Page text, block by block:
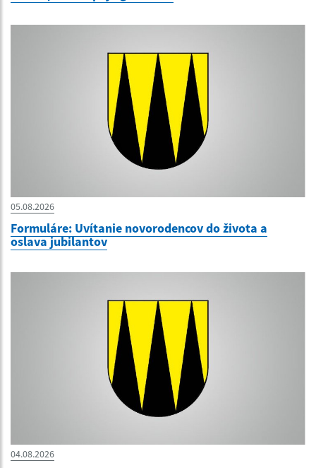
05.08.2026
Formuláre: Uvítanie novorodencov do života a
oslava jubilantov
04.08.2026